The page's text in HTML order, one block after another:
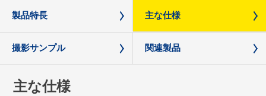
製品特長 主な仕様
撮影サンプル 関連製品
主な仕様